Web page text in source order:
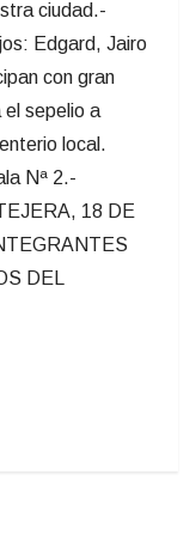
ciudad.-
Edgard, Jairo
con gran
el sepelio a
local.
Nª 2.-
18 DE
DEL